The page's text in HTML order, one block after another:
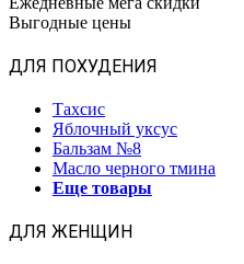
Выгодные цены
ДЛЯ ПОХУДЕНИЯ
Тахсис
Яблочный уксус
Бальзам №8
Масло черного тмина
Еще товары
ДЛЯ ЖЕНЩИН